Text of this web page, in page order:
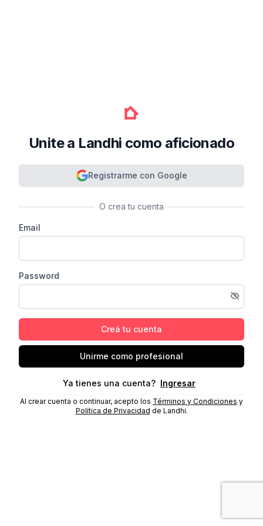
Unite a Landhi como aficionado
Registrarme con Google
O crea tu cuenta
Email
Password
Creá tu cuenta
Unirme como profesional
Ya tienes una cuenta? Ingresar
Al crear cuenta o continuar, acepto los Términos y Condiciones y
Política de Privacidad de Landhi.